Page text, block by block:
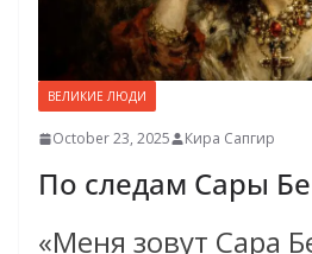
ВЕЛИКИЕ ЛЮДИ
October 23, 2025 Кира Сапгир
По следам Сары
«Меня зовут Сара